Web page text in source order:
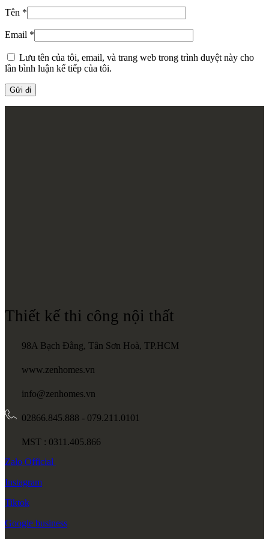
Tên *
Email *
Lưu tên của tôi, email, và trang web trong trình duyệt này cho
lần bình luận kế tiếp của tôi.
Thiết kế thi công nội thất
98A Bạch Đằng, Tân Sơn Hoà, TP.HCM
www.zenhomes.vn
info@zenhomes.vn
02866.845.888 - 079.211.0101
MST : 0311.405.866
Zalo Official
Instagram
Tiktok
Google business